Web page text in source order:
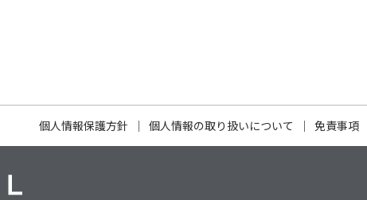
個人情報保護方針 個人情報の取り扱いについて 免責事項